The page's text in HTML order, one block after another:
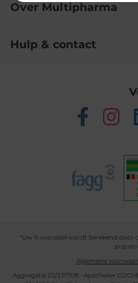
Over Multipharma
Hulp & contact
*Uw % voordeel wordt berekend door
prijzen
Algemene
Aggregatie 1/2/237708 - Apotheker